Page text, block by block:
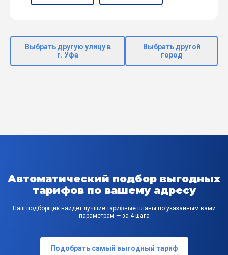
Выбрать другую улицу в
г. Уфа
Выбрать другой
город
Автоматический подбор выгодных
тарифов по вашему адресу
Наш подборщик найдет лучшие тарифные планы по указанным вами
параметрам — за 4 шага
Подобрать самый выгодный тариф